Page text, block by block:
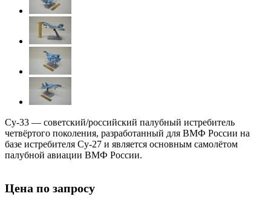
Су-33 — советский/российский палубный истребитель
четвёртого поколения, разработанный для ВМФ России на
базе истребителя Су-27 и является основным самолётом
палубной авиации ВМФ России.
Цена по запросу